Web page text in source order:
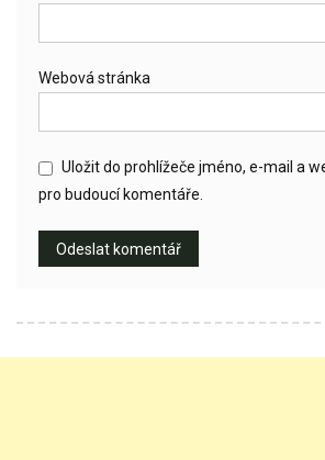
Webová stránka
Uložit do prohlížeče jméno, e-mail a
pro budoucí komentáře.